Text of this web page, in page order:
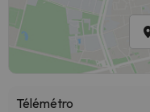
Télémétro